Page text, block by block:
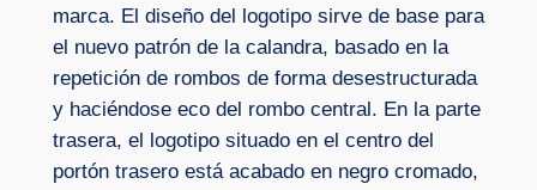
marca. El diseño del logotipo sirve de base para
el nuevo patrón de la calandra, basado en la
repetición de rombos de forma desestructurada
y haciéndose eco del rombo central. En la parte
trasera, el logotipo situado en el centro del
portón trasero está acabado en negro cromado,